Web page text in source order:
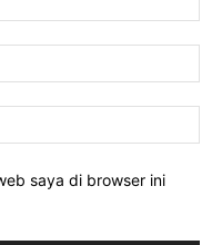
saya di browser ini